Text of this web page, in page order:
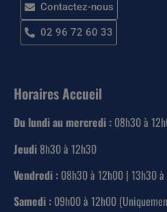
Contactez-nous
02 96 72 60 33
Horaires Accueil
Du lundi au mercredi : 08h30 à
Jeudi 8h30 à 12h30
Vendredi : 08h30 à 12h00 | 13h30
Samedi : 09h00 à 12h00